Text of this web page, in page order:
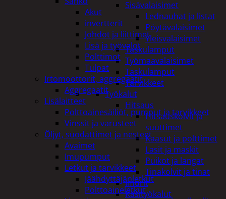
Sisävalaisimet
Lednauhat ja listat
Pöytävalaisimet
Yleisvalaisimet
Taskulamput
Työmaavalaisimet
Taskulamput
Tarvikkeet
Työkalut
Hitsaus
Hitsauskolvit ja
suuttimet
Kaasut ja polttimet
Lasit ja maskit
Puikot ja langat
Tinakolvit ja tinat
Imurit
Käsityökalut
Akut
invertterit
Johdot ja liittimet
Lisä ja työvalot
Polttimot
Tulpat
Irtomoottorit, aggregaatit
Aggregaatit
Lisälaitteet
Polttoainesäiliöt, pumput ja tarvikkeet
Vinssit ja varusteet
Öljyt, suodattimet ja nesteet
Avaimet
Imupumput
Letkut ja tarvikkeet
Jäähdyttäjänletkut
Polttoaineletkut